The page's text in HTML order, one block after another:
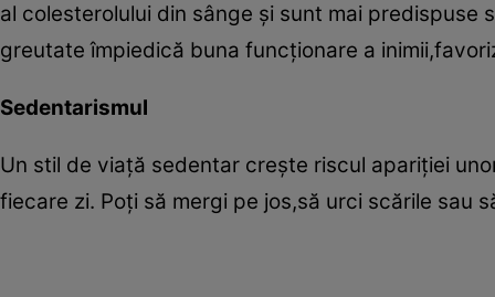
al colesterolului din sânge şi sunt mai
greutate împiedică buna funcţionare a
Sedentarismul
Un stil de viaţă sedentar creşte riscul apariţiei
fiecare zi. Poţi să mergi pe jos,să urci scările sau